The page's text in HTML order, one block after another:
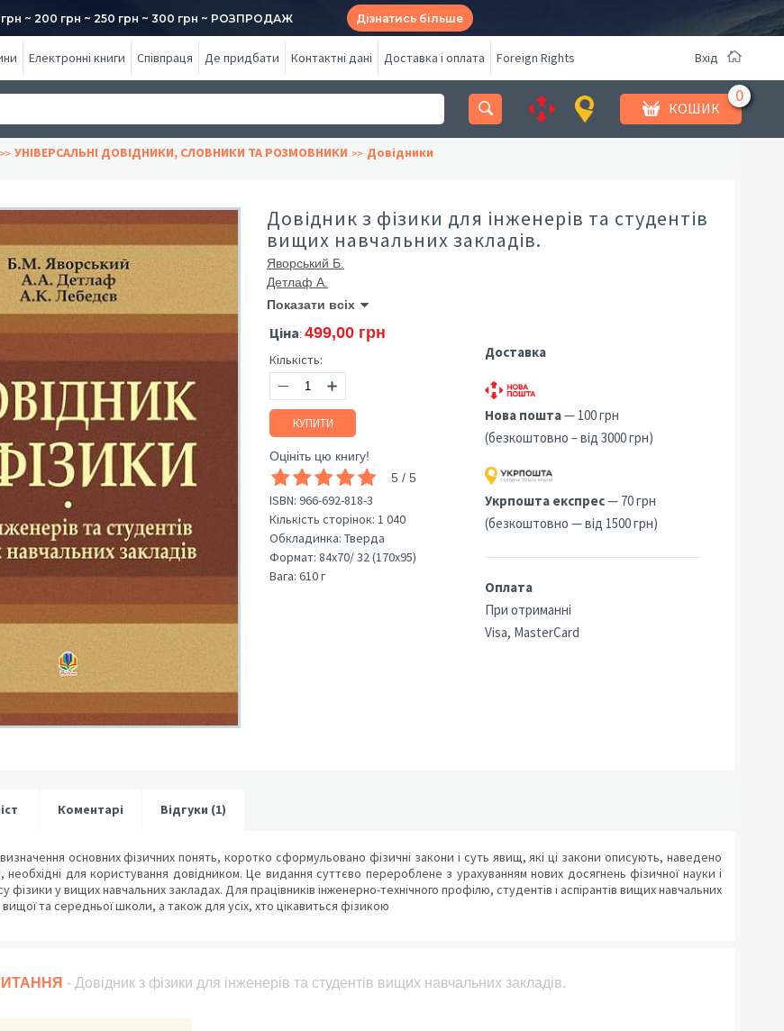
~ 200 грн ~ 250 грн ~ 300 грн ~ РОЗПРОДАЖ Дізнатись більше
Електронні книги Співпраця Де придбати Контактні дані Доставка і оплата Foreign Rights Вхід
КОШИК
УНІВЕРСАЛЬНІ ДОВІДНИКИ, СЛОВНИКИ ТА РОЗМОВНИКИ Довідники
Довідник з фізики для інженерів та студентів
вищих навчальних закладів.
Яворський Б.
Детлаф А.
Показати всіх
Ціна: 499,00 грн
Кількість:
КУПИТИ
Оцініть цю книгу!
5 / 5
ISBN: 966-692-818-3
Кількість сторінок: 1 040
Обкладинка: Тверда
Формат: 84х70/ 32 (170х95)
Вага: 610 г
Доставка
Нова пошта— 100 грн
(безкоштовно – від 3000 грн)
Укрпошта експрес— 70 грн
(безкоштовно — від 1500 грн)
Оплата
При отриманні
Visa, MasterCard
Коментарі Відгуки (1)
основних фізичних понять, коротко сформульовано фізичні закони і суть явищ, які ці закони описують, наведено
необхідні для користування довідником. Це видання суттєво перероблене з урахуванням нових досягнень фізичної науки і
фізики у вищих навчальних закладах. Для працівників інженерно-технічного профілю, студентів і аспірантів вищих навчальних
вищої та середньої школи, а також для усіх, хто цікавиться фізикою
- Довідник з фізики для інженерів та студентів вищих навчальних закладів.